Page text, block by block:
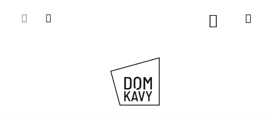
Nákupný